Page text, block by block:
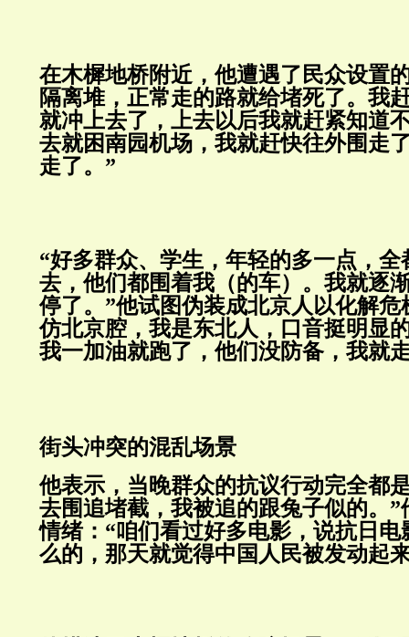
在木樨地桥附近，他遭遇了民众设置
隔离堆，正常走的路就给堵死了。我
就冲上去了，上去以后我就赶紧知道
去就困南园机场，我就赶快往外围走
走了。”
“好多群众、学生，年轻的多一点，
去，他们都围着我（的车）。我就逐
停了。”他试图伪装成北京人以化解危
仿北京腔，我是东北人，口音挺明显
我一加油就跑了，他们没防备
街头冲突的混乱场景
他表示，当晚群众的抗议行动完全都
去围追堵截，我被追的跟兔子似的。
情绪：“咱们看过好多电影，说抗日
么的，那天就觉得中国人民被